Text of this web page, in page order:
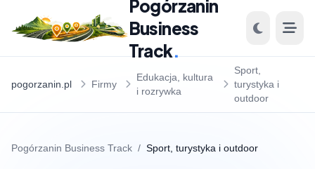
Pogórzanin
Business
Track.
pogorzanin.pl Firmy
Edukacja, kultura
i rozrywka
Sport,
turystyka i
outdoor
Pogórzanin Business Track / Sport, turystyka i outdoor